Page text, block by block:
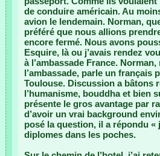
de conduire américain. Au
avion le lendemain. Norman,
préféré que nous allions
encore fermé. Nous avons
Esquire, là ou j’avais rendez
à l’ambassade France.
l’ambassade, parle un français
Toulouse. Discussion a bâtons
l’humanisme, bouddha et bien
présente le gros avantage par
d’avoir un vrai background
posé la question, il a répondu «
diplomes dans les poches.